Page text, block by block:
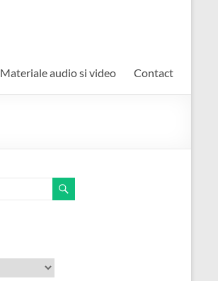
Materiale audio si video Contact